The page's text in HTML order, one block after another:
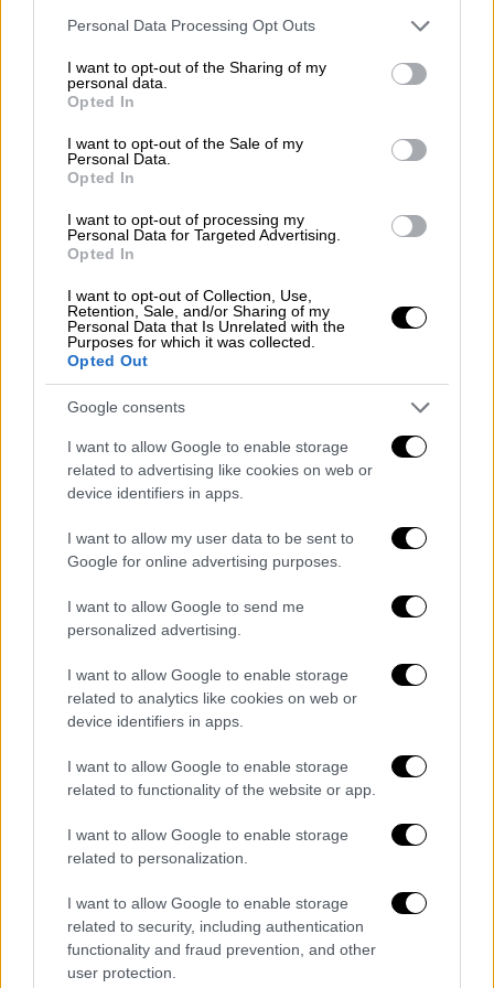
Please note that this website/app uses one or more Google
not limited to your visit or usage behaviour. You may click to
grant or deny consent to Google and its third-party tags to
use your data for below specified purposes in below Google
consent section.
Personal Data Processing Opt Outs
I want to opt-out of the Sharing of my
personal data.
Opted In
I want to opt-out of the Sale of my
Personal Data.
Opted In
I want to opt-out of processing my
Personal Data for Targeted Advertising.
Opted In
I want to opt-out of Collection, Use,
Retention, Sale, and/or Sharing of my
Personal Data that Is Unrelated with the
Purposes for which it was collected.
Opted Out
Google consents
I want to allow Google to enable storage
related to advertising like cookies on web or
device identifiers in apps.
I want to allow my user data to be sent to
Google for online advertising purposes.
I want to allow Google to send me
personalized advertising.
I want to allow Google to enable storage
related to analytics like cookies on web or
device identifiers in apps.
I want to allow Google to enable storage
related to functionality of the website or app.
I want to allow Google to enable storage
related to personalization.
I want to allow Google to enable storage
related to security, including authentication
functionality and fraud prevention, and other
user protection.
παρουσία των βασιλέων και πλήθους
koulouma4.jpg
Χαρακτηριστικό είναι ότι στα Τουρκικά η
γιορτή ονομάζεται
από τη
λέξη «μπακλά», που σημαίνει κουκιά.
λαγάνα, ο άζυμος αυτός άρτος, παίζει
τραπέζι της Καθαράς Δευτέρας.
Παρασκευάζεται χωρίς προζύμι, και έναν
τέτοιο πρόχειρο άρτο χρησιμοποίησαν και οι
Ισραηλίτες κατά τηνύχτα της Εξόδου
Μωυσή. Έκτοτε επιβαλλόταν από τον
Μωσαϊκό Νόμογια όλες τις ημέρες της
τελευταίο του Πάσχα ευλόγησε τον ένζυμο
άρτο.
Η συνήθεια τουπετάγματοςχαρταετού
δεν γνωρίζατε μέχρι τώρα; «Το περίεργο
είναι ότι και η ελληνική αρχαιότητα δεν
έλειψε από την πρωτοβουλία της